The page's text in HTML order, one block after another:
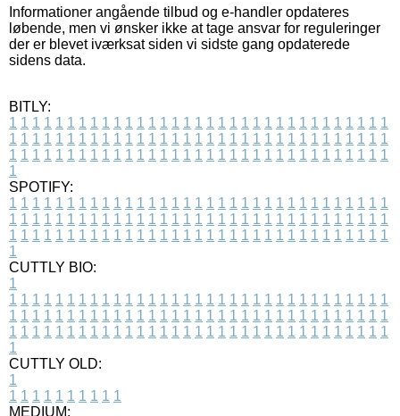
Informationer angående tilbud og e-handler opdateres
løbende, men vi ønsker ikke at tage ansvar for reguleringer
der er blevet iværksat siden vi sidste gang opdaterede
sidens data.
BITLY:
1 1 1 1 1 1 1 1 1 1 1 1 1 1 1 1 1 1 1 1 1 1 1 1 1 1 1 1 1 1 1 1 1
1 1 1 1 1 1 1 1 1 1 1 1 1 1 1 1 1 1 1 1 1 1 1 1 1 1 1 1 1 1 1 1 1
1 1 1 1 1 1 1 1 1 1 1 1 1 1 1 1 1 1 1 1 1 1 1 1 1 1 1 1 1 1 1 1 1
1
SPOTIFY:
1 1 1 1 1 1 1 1 1 1 1 1 1 1 1 1 1 1 1 1 1 1 1 1 1 1 1 1 1 1 1 1 1
1 1 1 1 1 1 1 1 1 1 1 1 1 1 1 1 1 1 1 1 1 1 1 1 1 1 1 1 1 1 1 1 1
1 1 1 1 1 1 1 1 1 1 1 1 1 1 1 1 1 1 1 1 1 1 1 1 1 1 1 1 1 1 1 1 1
1
CUTTLY BIO:
1
1 1 1 1 1 1 1 1 1 1 1 1 1 1 1 1 1 1 1 1 1 1 1 1 1 1 1 1 1 1 1 1 1
1 1 1 1 1 1 1 1 1 1 1 1 1 1 1 1 1 1 1 1 1 1 1 1 1 1 1 1 1 1 1 1 1
1 1 1 1 1 1 1 1 1 1 1 1 1 1 1 1 1 1 1 1 1 1 1 1 1 1 1 1 1 1 1 1 1
1
CUTTLY OLD:
1
1 1 1 1 1 1 1 1 1 1
MEDIUM: